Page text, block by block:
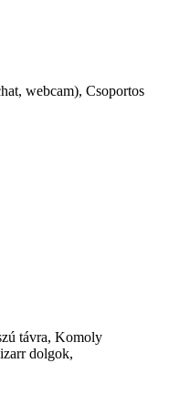
webcam), Csoportos
távra, Komoly
dolgok,